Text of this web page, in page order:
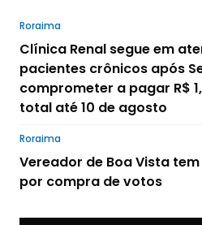
Roraima
Clínica Renal segue em
pacientes crônicos após
comprometer a pagar R$
total até 10 de agosto
Roraima
Vereador de Boa Vista
por compra de votos